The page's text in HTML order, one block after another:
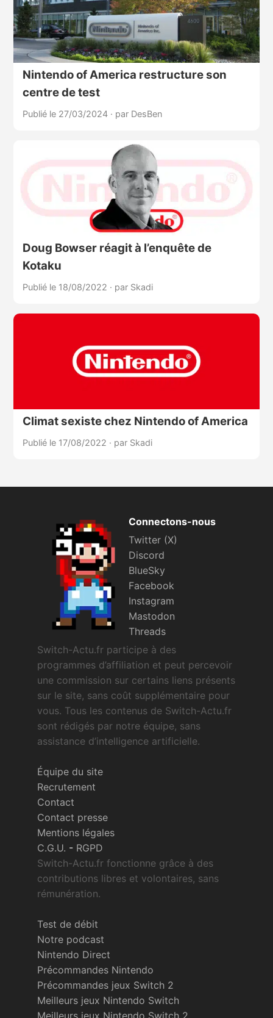
Nintendo of America restructure son
centre de test
Publié le 27/03/2024 · par DesBen
Doug Bowser réagit à l’enquête de
Kotaku
Publié le 18/08/2022 · par Skadi
Climat sexiste chez Nintendo of America
Publié le 17/08/2022 · par Skadi
Connectons-nous
Twitter (X)
Discord
BlueSky
Facebook
Instagram
Mastodon
Threads
Switch-Actu.fr participe à des
programmes d’affiliation et peut percevoir
une commission sur certains liens présents
sur le site, sans coût supplémentaire pour
vous. Tous les contenus de Switch-Actu.fr
sont rédigés par notre équipe, sans
assistance d’intelligence artificielle.
Équipe du site
Recrutement
Contact
Contact presse
Mentions légales
C.G.U. - RGPD
Switch-Actu.fr fonctionne grâce à des
contributions libres et volontaires, sans
rémunération.
Test de débit
Notre podcast
Nintendo Direct
Précommandes Nintendo
Précommandes jeux Switch 2
Meilleurs jeux Nintendo Switch